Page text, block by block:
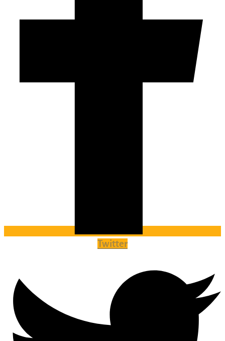
Twitter